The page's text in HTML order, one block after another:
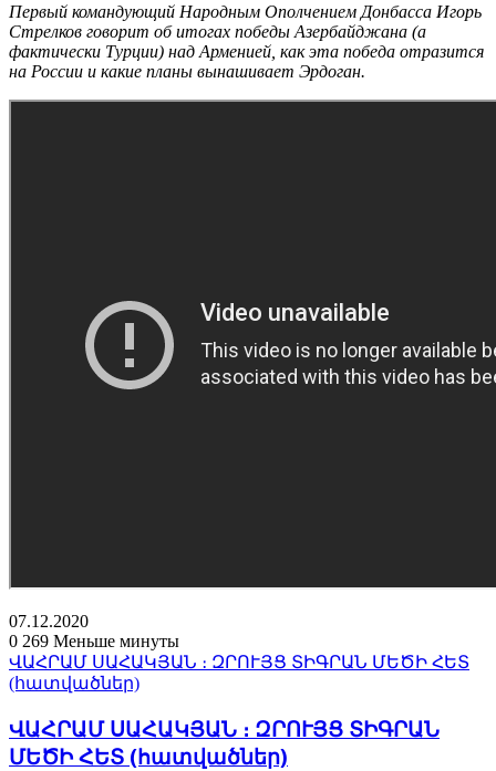
Первый командующий Народным Ополчением Донбасса Игорь
Стрелков говорит об итогах победы Азербайджана (а
фактически Турции) над Арменией, как эта победа отразится
на России и какие планы вынашивает Эрдоган.
07.12.2020
0 269 Меньше минуты
ՎԱՀՐԱՄ ՍԱՀԱԿՅԱՆ ։ ԶՐՈՒՅՑ ՏԻԳՐԱՆ ՄԵԾԻ ՀԵՏ
(հատվածներ)
ՎԱՀՐԱՄ ՍԱՀԱԿՅԱՆ ։ ԶՐՈՒՅՑ ՏԻԳՐԱՆ
ՄԵԾԻ ՀԵՏ (հատվածներ)